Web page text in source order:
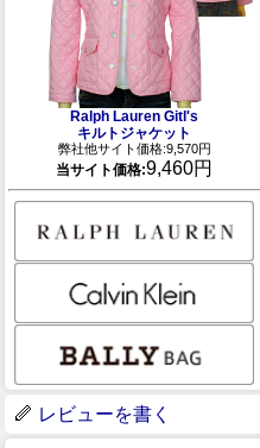
Ralph Lauren Gitl's
キルトジャケット
弊社他サイト価格:9,570円
当サイト価格:9,460円
レビューを書く